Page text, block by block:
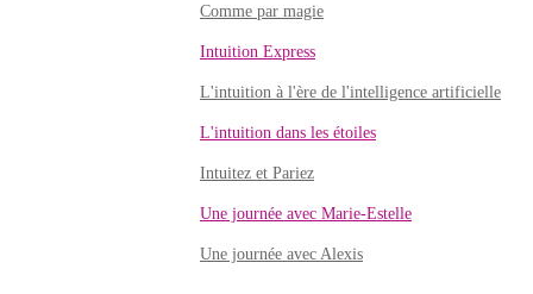
Comme par magie
Intuition Express
L'intuition à l'ère de l'intelligence artificielle
L'intuition dans les étoiles
Intuitez et Pariez
Une journée avec Marie-Estelle
Une journée avec Alexis